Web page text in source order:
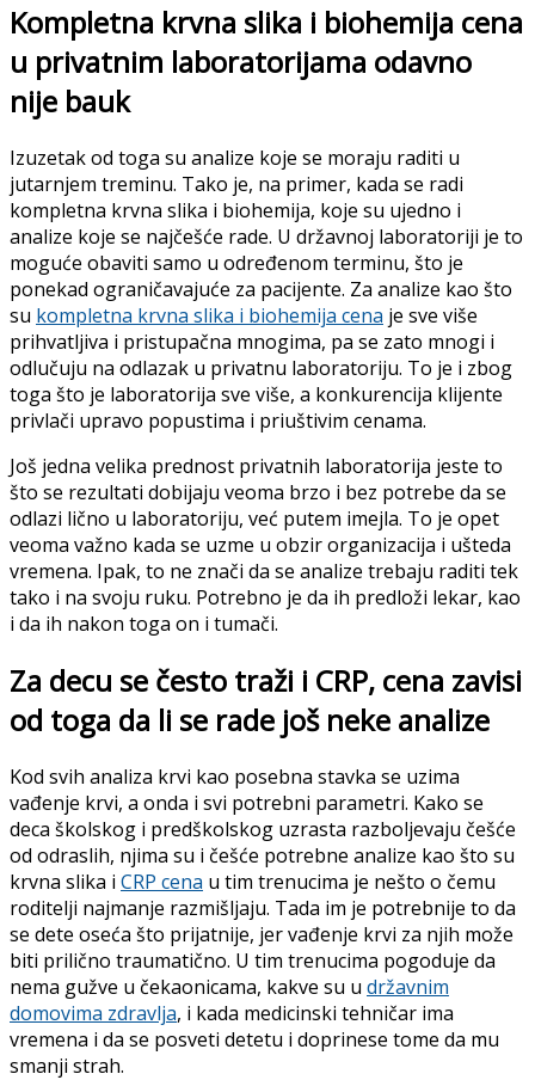
Kompletna krvna slika i biohemija cena
u privatnim laboratorijama odavno
nije bauk
Izuzetak od toga su analize koje se moraju raditi u
jutarnjem treminu. Tako je, na primer, kada se radi
kompletna krvna slika i biohemija, koje su ujedno i
analize koje se najčešće rade. U državnoj laboratoriji je to
moguće obaviti samo u određenom terminu, što je
ponekad ograničavajuće za pacijente. Za analize kao što
su kompletna krvna slika i biohemija cena je sve više
prihvatljiva i pristupačna mnogima, pa se zato mnogi i
odlučuju na odlazak u privatnu laboratoriju. To je i zbog
toga što je laboratorija sve više, a konkurencija klijente
privlači upravo popustima i priuštivim cenama.
Još jedna velika prednost privatnih laboratorija jeste to
što se rezultati dobijaju veoma brzo i bez potrebe da se
odlazi lično u laboratoriju, već putem imejla. To je opet
veoma važno kada se uzme u obzir organizacija i ušteda
vremena. Ipak, to ne znači da se analize trebaju raditi tek
tako i na svoju ruku. Potrebno je da ih predloži lekar, kao
i da ih nakon toga on i tumači.
Za decu se često traži i CRP, cena zavisi
od toga da li se rade još neke analize
Kod svih analiza krvi kao posebna stavka se uzima
vađenje krvi, a onda i svi potrebni parametri. Kako se
deca školskog i predškolskog uzrasta razboljevaju češće
od odraslih, njima su i češće potrebne analize kao što su
krvna slika i CRP cena u tim trenucima je nešto o čemu
roditelji najmanje razmišljaju. Tada im je potrebnije to da
se dete oseća što prijatnije, jer vađenje krvi za njih može
biti prilično traumatično. U tim trenucima pogoduje da
nema gužve u čekaonicama, kakve su u državnim
domovima zdravlja, i kada medicinski tehničar ima
vremena i da se posveti detetu i doprinese tome da mu
smanji strah.